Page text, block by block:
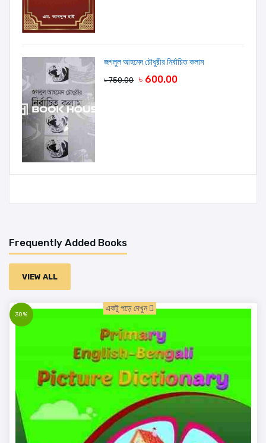
জগলুল আহমেদ চৌধুরীর নির্বাচিত কলাম
৳ 750.00 ৳ 600.00
Frequently Added Books
VIEW ALL
30%
একটু পড়ে দেখুন